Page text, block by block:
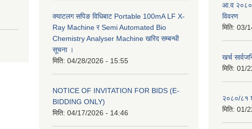
क्याटलग सपिङ विधिबाट Portable 100mA LF X-
Ray Machine र Semi Automated Bio
Chemistry Analyser Machine खरिद सम्बन्धी
सूचना ।
मिति: 04/28/2026 - 15:55
NOTICE OF INVITATION FOR BIDS (E-
BIDDING ONLY)
मिति: 04/17/2026 - 14:46
आ.व
विवरण
मिति: 03/
खर्च
मिति: 01/
२०८०/८१
मिति: 01/